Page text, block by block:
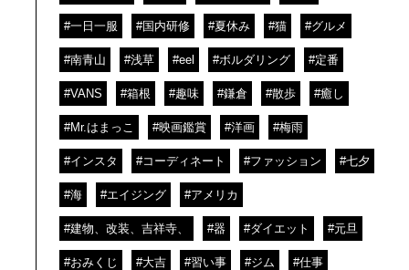
#一日一服 #国内研修 #夏休み #猫 #グルメ
#南青山 #浅草 #eel #ボルダリング #定番
#VANS #箱根 #趣味 #鎌倉 #散歩 #癒し
#Mr.はまっこ #映画鑑賞 #洋画 #梅雨
#インスタ #コーディネート #ファッション #七夕
#海 #エイジング #アメリカ
#建物、改装、吉祥寺、 #器 #ダイエット #元旦
#おみくじ #大吉 #習い事 #ジム #仕事